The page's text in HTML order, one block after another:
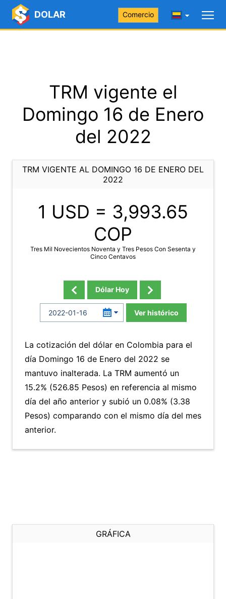
DOLAR Comercio
TRM vigente el
Domingo 16 de Enero
del 2022
TRM VIGENTE AL DOMINGO 16 DE ENERO DEL
2022
1 USD = 3,993.65
COP
Tres Mil Novecientos Noventa y Tres Pesos Con Sesenta y
Cinco Centavos
Dólar Hoy
Ver histórico
La cotización del dólar en Colombia para el
día Domingo 16 de Enero del 2022 se
mantuvo inalterada. La TRM aumentó un
15.2% (526.85 Pesos) en referencia al mismo
día del año anterior y subió un 0.08% (3.38
Pesos) comparando con el mismo día del mes
anterior.
GRÁFICA